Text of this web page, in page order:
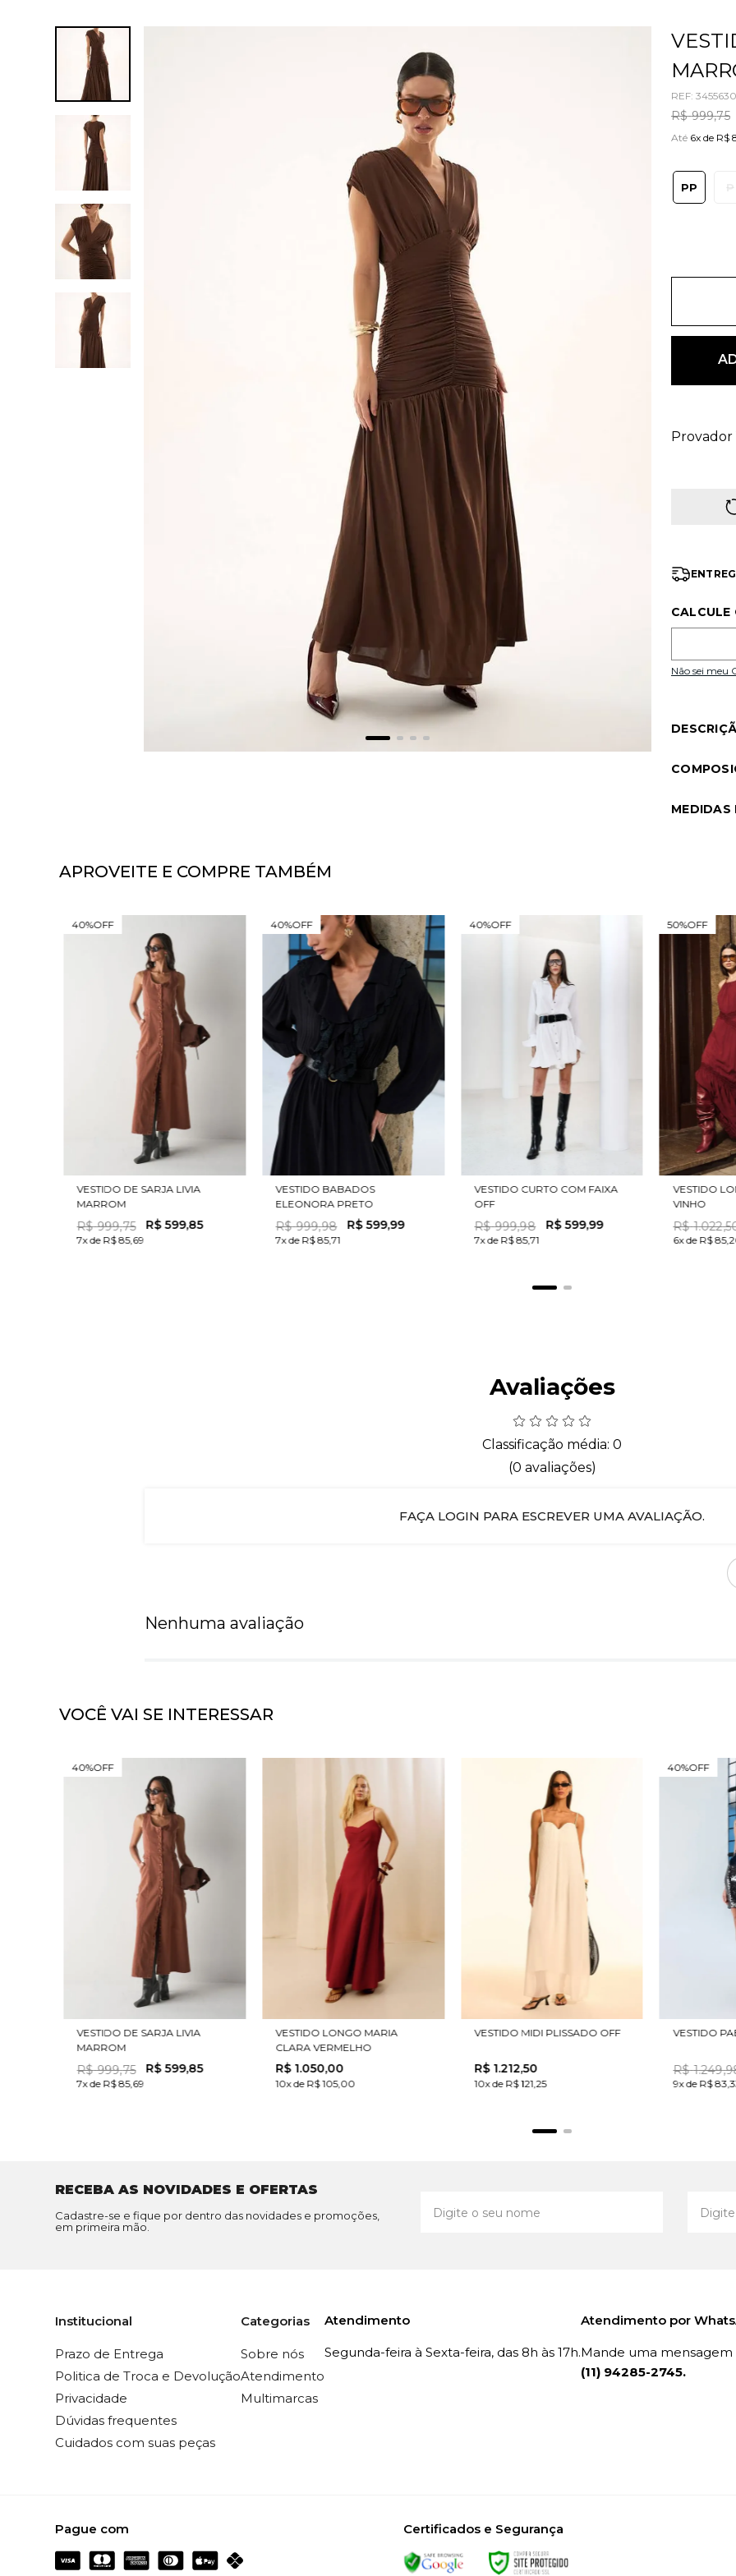
REF:
R$ 999,75
Até 6x de R$
PP P
Provador
CALCULE
Não sei meu
MEDIDAS
APROVEITE E COMPRE TAMBÉM
40%OFF
VESTIDO DE SARJA LIVIA
MARROM
R$ 999,75 R$ 599,85
7x de R$ 85,69
40%OFF
VESTIDO BABADOS
ELEONORA PRETO
R$ 999,98 R$ 599,99
7x de R$ 85,71
40%OFF
VESTIDO CURTO COM FAIXA
OFF
R$ 999,98 R$ 599,99
7x de R$ 85,71
50%OFF
VESTIDO
VINHO
R$ 1.022,
6x de R$
Avaliações
Classificação média: 0
(0 avaliações)
FAÇA LOGIN PARA ESCREVER UMA AVALIAÇÃO.
Nenhuma avaliação
VOCÊ VAI SE INTERESSAR
40%OFF
VESTIDO DE SARJA LIVIA
MARROM
R$ 999,75 R$ 599,85
7x de R$ 85,69
VESTIDO LONGO MARIA
CLARA VERMELHO
R$ 1.050,00
10x de R$ 105,00
VESTIDO MIDI PLISSADO OFF
R$ 1.212,50
10x de R$ 121,25
40%OFF
VESTIDO
R$ 1.249,
9x de R$
RECEBA AS NOVIDADES E OFERTAS
Cadastre-se e fique por dentro das novidades e promoções,
em primeira mão.
Institucional
Prazo de Entrega
Politica de Troca e Devolução
Privacidade
Dúvidas frequentes
Cuidados com suas peças
Categorias
Sobre nós
Atendimento
Multimarcas
Atendimento
Segunda-feira à Sexta-feira, das 8h às 17h.
Atendimento por
Mande uma mensagem
(11) 94285-2745.
Pague com Certificados e Segurança